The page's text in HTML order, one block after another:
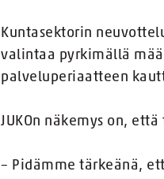
Kuntasektorin
valintaa pyrkimällä
palveluperiaatteen
JUKOn näkemys on,
– Pidämme tärkeänä,